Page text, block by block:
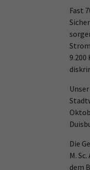
Fast
Die
M.
dem